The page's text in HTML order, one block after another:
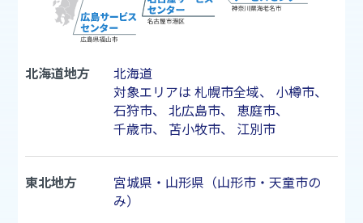
北海道地方
北海道
対象エリアは 札幌市全域、 小樽市、
石狩市、 北広島市、 恵庭市、
千歳市、 苫小牧市、 江別市
東北地方
宮城県・山形県（山形市・天童市の
み）